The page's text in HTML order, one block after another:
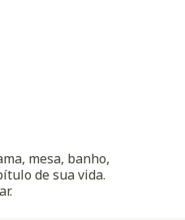
mesa, banho,
de sua vida.